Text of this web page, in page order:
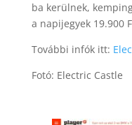
ba kerülnek,
a napijegyek 19.900
További infók itt:
Fotó: Electric Castle